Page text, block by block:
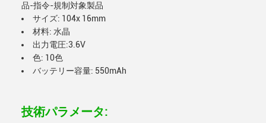
品-指令-規制対象製品
サイズ: 104x 16mm
材料: 水晶
出力電圧:3.6V
色: 10色
バッテリー容量: 550mAh
技術パラメータ: